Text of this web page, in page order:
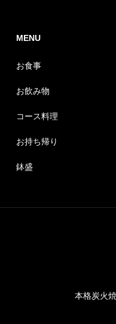
MENU
お食事
お飲み物
コース料理
お持ち帰り
鉢盛
本格炭火